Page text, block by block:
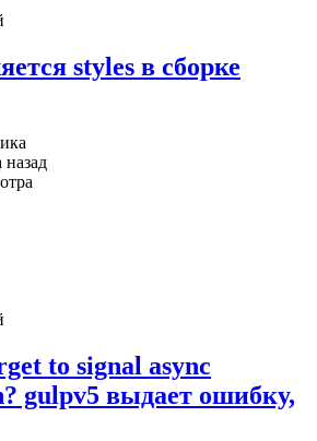
styles в сборке
назад
to signal async
gulpv5 выдает ошибку,